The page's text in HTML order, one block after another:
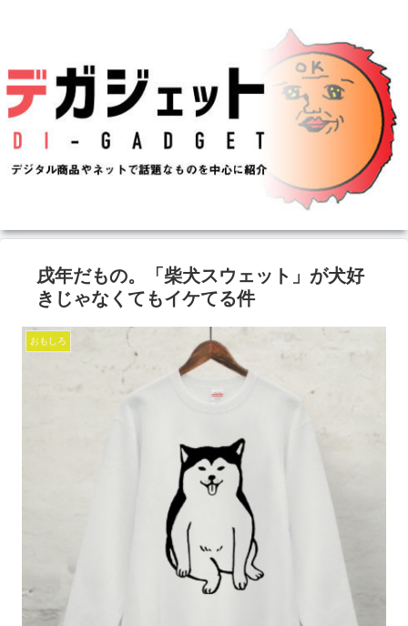
戌年だもの。「柴犬スウェット」が犬好
きじゃなくてもイケてる件
おもしろ